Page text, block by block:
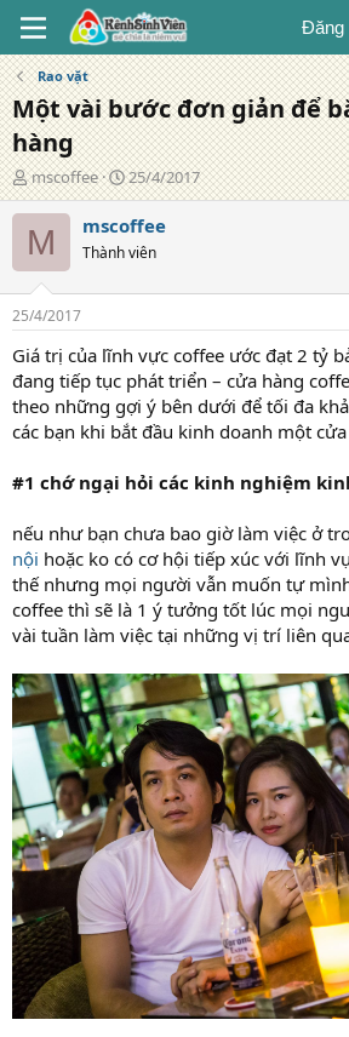
Đăng
Rao vặt
Một vài bước đơn giản để
hàng
T
á
c
g
ả
mscoffee
N
g
à
đ
g
25/4/2017
M mscoffee
Thành viên
25/4/2017
Giá trị của lĩnh vực coffee ước đạt 2 tỷ
đang tiếp tục phát triển – cửa hàng
theo những gợi ý bên dưới để tối đa
các bạn khi bắt đầu kinh doanh một
#1 chớ ngại hỏi các kinh nghiệm
nếu như bạn chưa bao giờ làm việc ở
nội hoặc ko có cơ hội tiếp xúc với lĩnh
thế nhưng mọi người vẫn muốn tự
coffee thì sẽ là 1 ý tưởng tốt lúc mọi
vài tuần làm việc tại những vị trí liên